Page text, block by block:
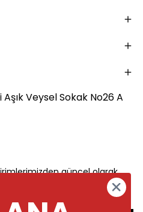
Veysel Sokak No26 A
güncel olarak